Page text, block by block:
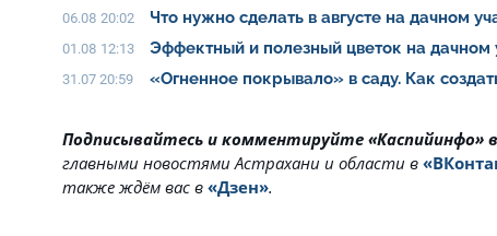
06.08 20:02 Что нужно сделать в августе на дачном
01.08 12:13 Эффектный и полезный цветок на дачном
31.07 20:59 «Огненное покрывало» в саду. Как
Подписывайтесь и комментируйте «Каспийинфо» в
главными новостями Астрахани и области в
также ждём вас в «Дзен».